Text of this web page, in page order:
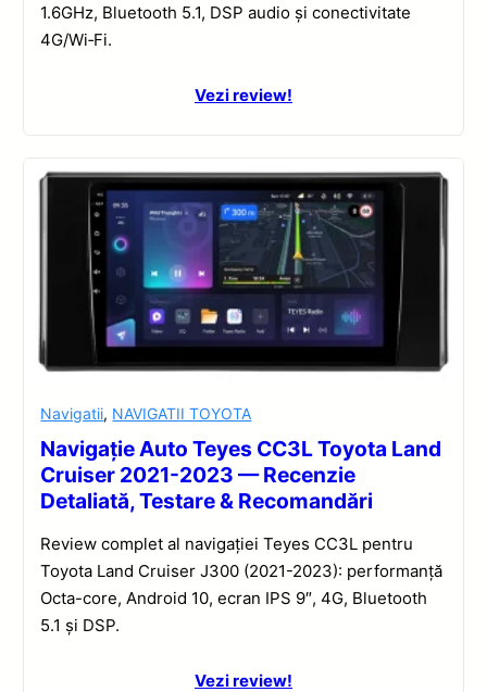
1.6GHz, Bluetooth 5.1, DSP audio și conectivitate
4G/Wi‑Fi.
Vezi review!
Navigatii, NAVIGATII TOYOTA
Navigație Auto Teyes CC3L Toyota Land
Cruiser 2021-2023 — Recenzie
Detaliată, Testare & Recomandări
Review complet al navigației Teyes CC3L pentru
Toyota Land Cruiser J300 (2021-2023): performanță
Octa-core, Android 10, ecran IPS 9″, 4G, Bluetooth
5.1 și DSP.
Vezi review!